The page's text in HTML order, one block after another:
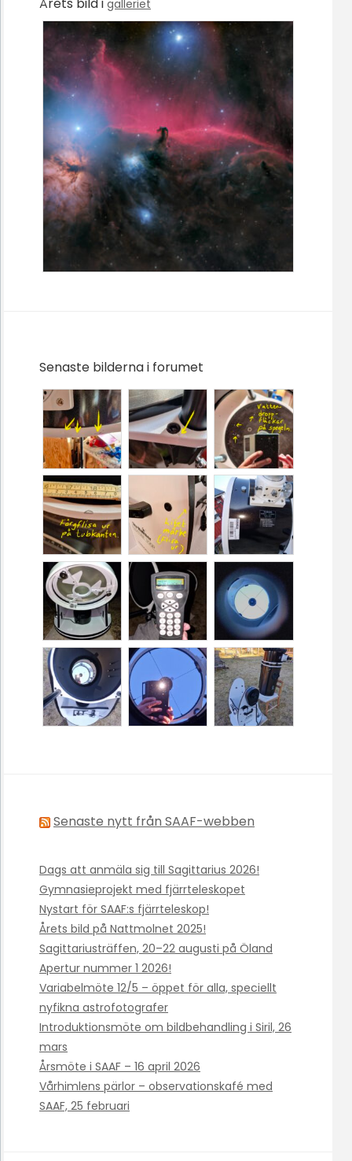
galleriet
Senaste bilderna i forumet
Senaste nytt från SAAF-webben
Dags att anmäla sig till Sagittarius 2026!
Gymnasieprojekt med fjärrteleskopet
Nystart för SAAF:s fjärrteleskop!
Årets bild på Nattmolnet 2025!
Sagittariusträffen, 20–22 augusti på Öland
Apertur nummer 1 2026!
Variabelmöte 12/5 – öppet för alla, speciellt
nyfikna astrofotografer
Introduktionsmöte om bildbehandling i Siril, 26
mars
Årsmöte i SAAF – 16 april 2026
Vårhimlens pärlor – observationskafé med
SAAF, 25 februari